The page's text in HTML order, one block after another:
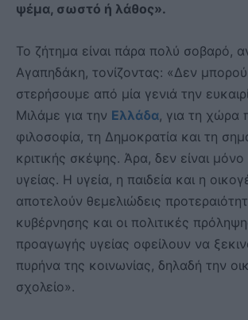
ψέμα, σωστό ή λάθος».
Το ζήτημα είναι πάρα πολύ σοβαρό,
Αγαπηδάκη, τονίζοντας: «Δεν
στερήσουμε από μία γενιά την
Μιλάμε για την Ελλάδα, για τη χώρα
φιλοσοφία, τη Δημοκρατία και τη
κριτικής σκέψης. Άρα, δεν είναι
υγείας. Η υγεία, η παιδεία και η
αποτελούν θεμελιώδεις
κυβέρνησης και οι πολιτικές
προαγωγής υγείας οφείλουν να
πυρήνα της κοινωνίας, δηλαδή την
σχολείο».